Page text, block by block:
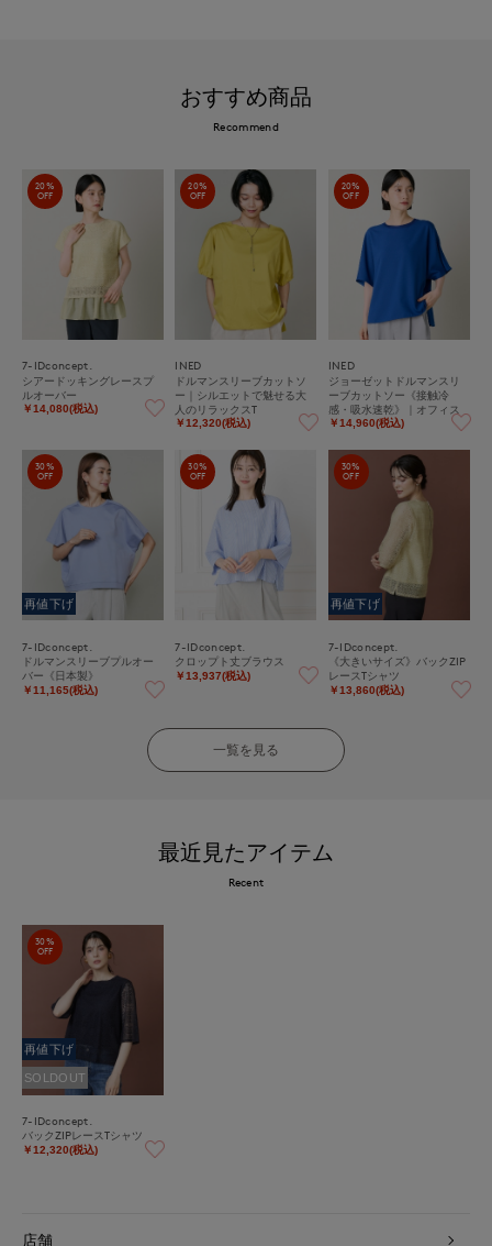
おすすめ商品
Recommend
20%
OFF
7-IDconcept.
シアードッキングレースプ
ルオーバー
￥14,080(税込)
20%
OFF
INED
ドルマンスリーブカットソ
ー｜シルエットで魅せる大
人のリラックスT
￥12,320(税込)
20%
OFF
INED
ジョーゼットドルマンスリ
ーブカットソー《接触冷
感・吸水速乾》｜オフィス
カジュアルにも大活躍、ひ
ーケアカットソー
￥14,960(税込)
30%
OFF
再値下げ
7-IDconcept.
ドルマンスリーブプルオー
バー《日本製》
￥11,165(税込)
30%
OFF
7-IDconcept.
クロップト丈ブラウス
￥13,937(税込)
30%
OFF
再値下げ
7-IDconcept.
《大きいサイズ》バックZIP
レースTシャツ
￥13,860(税込)
一覧を見る
最近見たアイテム
Recent
30%
OFF
再値下げ
SOLDOUT
7-IDconcept.
バックZIPレースTシャツ
￥12,320(税込)
店舗